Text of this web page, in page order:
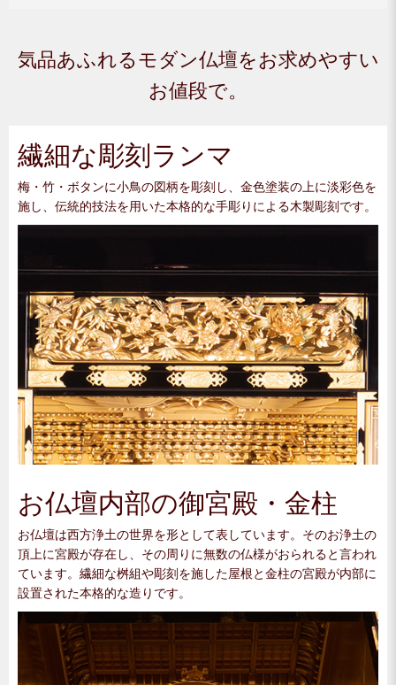
気品あふれるモダン仏壇をお求めやすい
お値段で。
繊細な彫刻ランマ
梅・竹・ボタンに小鳥の図柄を彫刻し、金色塗装の上に淡彩色を
施し、伝統的技法を用いた本格的な手彫りによる木製彫刻です。
お仏壇内部の御宮殿・金柱
お仏壇は西方浄土の世界を形として表しています。そのお浄土の
頂上に宮殿が存在し、その周りに無数の仏様がおられると言われ
ています。繊細な桝組や彫刻を施した屋根と金柱の宮殿が内部に
設置された本格的な造りです。